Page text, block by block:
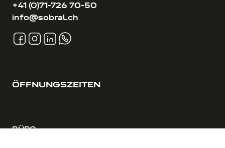
+41 (0)71-726 70-50
info@sobral.ch
ÖFFNUNGSZEITEN
BÜRO